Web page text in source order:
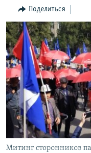
Вернутся
поиску
КЫРГЫЗЧА
ЎЗБЕКЧА
ТОҶИКӢ
TÜRKMENÇE
Все сайты РСЕ/РС
Поделиться
Митинг сторонников